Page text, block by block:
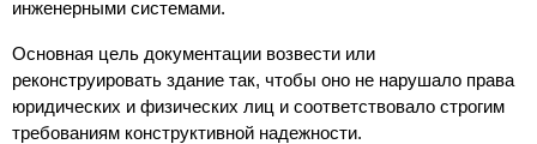
инженерными системами.
Основная цель документации возвести или
реконструировать здание так, чтобы оно не нарушало права
юридических и физических лиц и соответствовало строгим
требованиям конструктивной надежности.